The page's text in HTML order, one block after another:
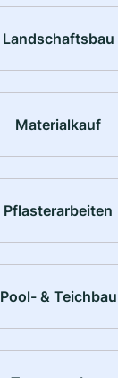
Landschaftsbau
Materialkauf
Pflasterarbeiten
Pool- & Teichbau